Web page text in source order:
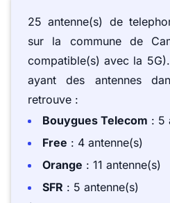
25 antenne(s) de
sur la commune de
compatible(s) avec la
ayant des antennes
retrouve :
Bouygues Telecom : 5
Free : 4 antenne(s)
Orange : 11 antenne(s)
SFR : 5 antenne(s)